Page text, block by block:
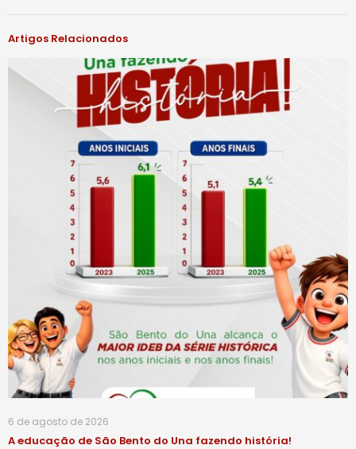
Artigos Relacionados
6 de agosto de 2026
A educação de São Bento do Una fazendo história!